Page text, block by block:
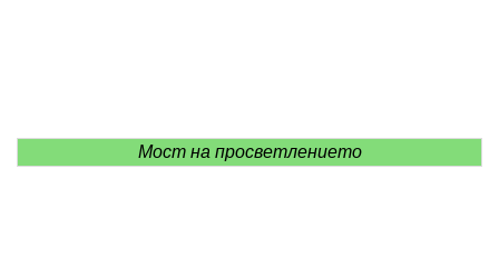
Мост на просветлението